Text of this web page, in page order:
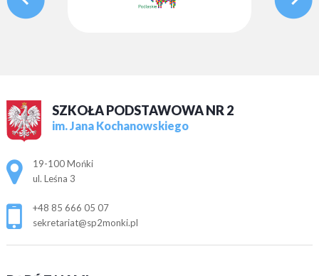
SZKOŁA PODSTAWOWA NR 2
im. Jana Kochanowskiego
Adres pocztowy:
19-100 Mońki
ul. Leśna 3
+48 85 666 05 07
sekretariat@sp2monki.pl